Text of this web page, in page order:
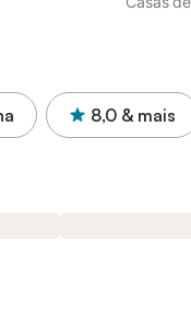
8,0 & mais